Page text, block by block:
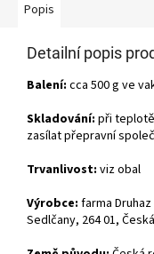
Popis
Detailní popis
Balení: cca 500 g ve
Skladování: při
zasílat přepravní
Trvanlivost: viz obal
Výrobce: farma
Sedlčany, 264 01,